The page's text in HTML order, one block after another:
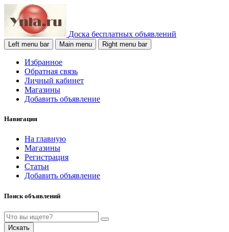
Доска бесплатных объявлений
Left menu bar Main menu Right menu bar
Избранное
Обратная связь
Личный кабинет
Магазины
Добавить объявление
Навигация
На главную
Магазины
Регистрация
Статьи
Добавить объявление
Поиск объявлений
Искать